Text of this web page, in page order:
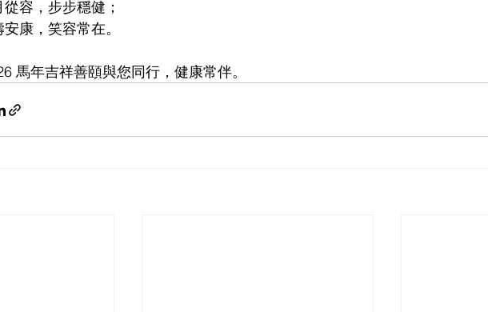
容，步步穩健；
康，笑容常在。
馬年吉祥善頤與您同行，健康常伴。